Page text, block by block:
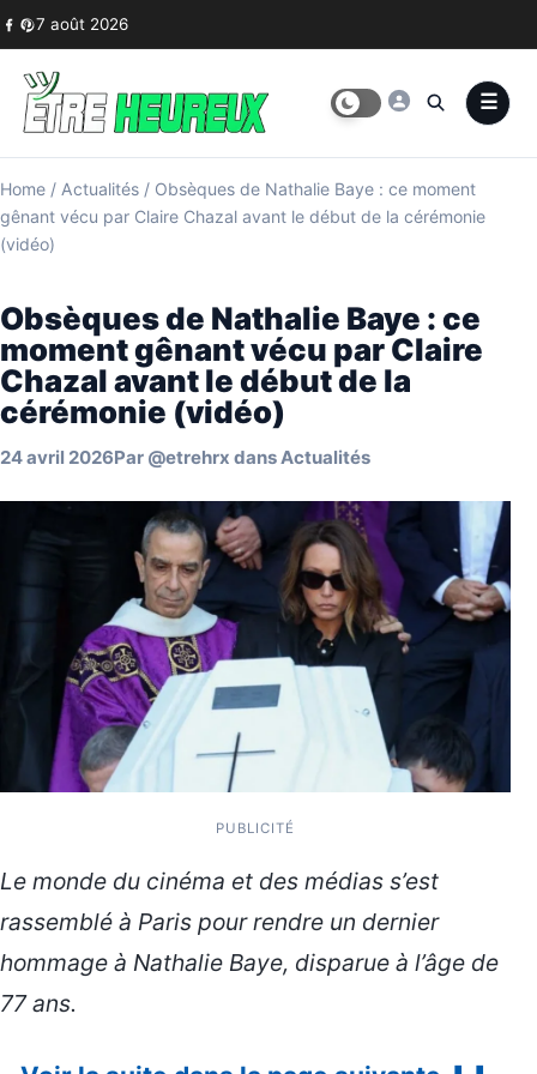
Skip to content
7 août 2026
Home / Actualités / Obsèques de Nathalie Baye : ce moment
gênant vécu par Claire Chazal avant le début de la cérémonie
(vidéo)
Obsèques de Nathalie Baye : ce
moment gênant vécu par Claire
Chazal avant le début de la
cérémonie (vidéo)
24 avril 2026Par @etrehrx dansActualités
PUBLICITÉ
Le monde du cinéma et des médias s’est
rassemblé à Paris pour rendre un dernier
hommage à Nathalie Baye, disparue à l’âge de
77 ans.